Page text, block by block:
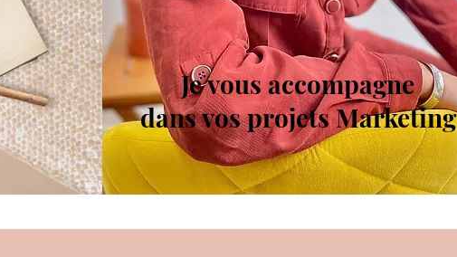
Je vous accompagne
dans vos projets Marketing